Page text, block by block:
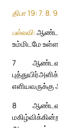
திபா 19: 7.
பல்லவி:
உம்மிடமே
7
8